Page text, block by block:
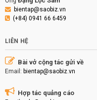
bientap@saobiz.vn
(+84) 0941 66 6459
LIÊN HỆ
Bài vở cộng tác gửi về
Email: bientap@saobiz.vn
Hợp tác quảng cáo